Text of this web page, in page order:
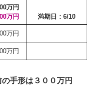
万円
万円
満期日：6/10
万円
万円
手形は３００万円